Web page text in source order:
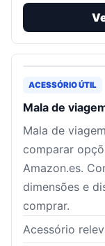
ACESSÓRIO ÚTIL
Mala de
Mala de
comparar
Amazon.es.
dimensões e
comprar.
Acessório